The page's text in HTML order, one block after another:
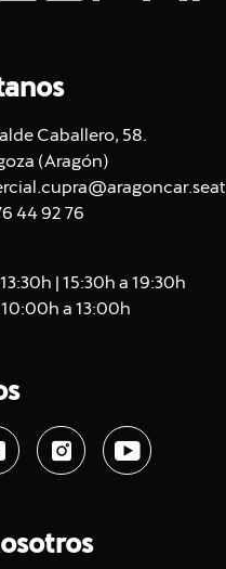
Caballero, 58.
(Aragón)
44 92 76
| 15:30h a 19:30h
a 13:00h